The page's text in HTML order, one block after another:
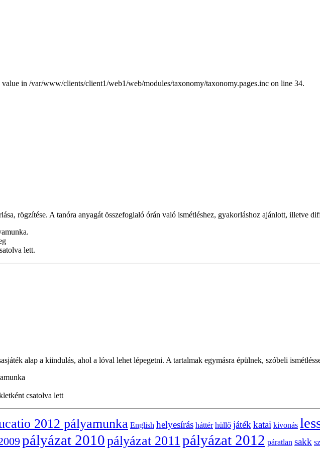
in /var/www/clients/client1/web1/web/modules/taxonomy/taxonomy.pages.inc on line 34.
rögzítése. A tanóra anyagát összefoglaló órán való ismétléshez, gyakorláshoz ajánlott, illetve
lett.
alap a kiindulás, ahol a lóval lehet lépegetni. A tartalmak egymásra épülnek, szóbeli
csatolva lett
2012 pályamunka English helyesírás háttér hüllő játékkatai kivonás
pályázat 2010pályázat 2011pályázat 2012 páratlan sakk